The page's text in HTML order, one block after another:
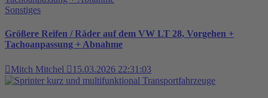
Sonstiges
Größere Reifen / Räder auf dem VW LT 28, Vorgehen +
Tachoanpassung + Abnahme
Mitch Mitchel
15.03.2026 22:31:03
Transportfahrzeuge